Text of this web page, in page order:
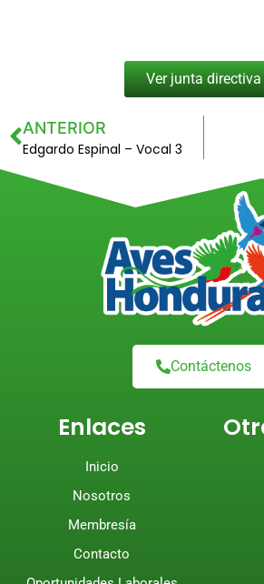
Ver junta directiva
ANTERIOR
Edgardo Espinal – Vocal 3
Contáctenos
Enlaces
Inicio
Nosotros
Membresía
Contacto